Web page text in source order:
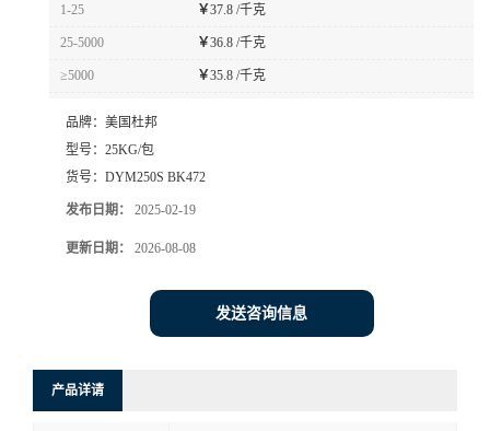
1-25 ￥37.8 /千克
25-5000 ￥36.8 /千克
≥5000 ￥35.8 /千克
品牌： 美国杜邦
型号： 25KG/包
货号： DYM250S BK472
发布日期： 2025-02-19
更新日期： 2026-08-08
发送咨询信息
产品详请